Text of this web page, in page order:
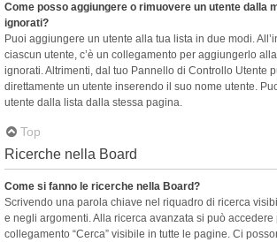
Come posso aggiungere o rimuovere un utente dalla
ignorati?
Puoi aggiungere un utente alla tua lista in due modi.
ciascun utente, c’è un collegamento per aggiungerlo
ignorati. Altrimenti, dal tuo Pannello di Controllo Utente
direttamente un utente inserendo il suo nome utente.
utente dalla lista dalla stessa pagina.
Top
Ricerche nella Board
Come si fanno le ricerche nella Board?
Scrivendo una parola chiave nel riquadro di ricerca
e negli argomenti. Alla ricerca avanzata si può accedere
collegamento “Cerca” visibile in tutte le pagine. Ci